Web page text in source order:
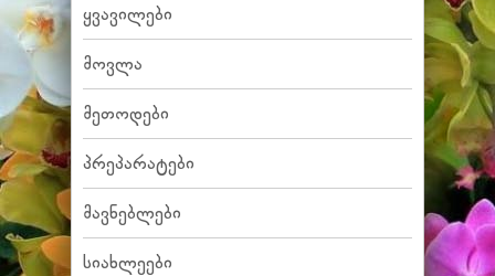
ყვავილები
მოვლა
მეთოდები
პრეპარატები
მავნებლები
სიახლეები